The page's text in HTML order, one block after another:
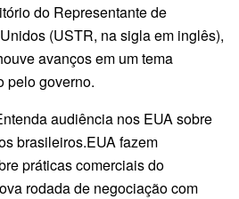
do Representante de
(USTR, na sigla em inglês),
avanços em um tema
pelo governo.
audiência nos EUA sobre
brasileiros.EUA fazem
práticas comerciais do
rodada de negociação com